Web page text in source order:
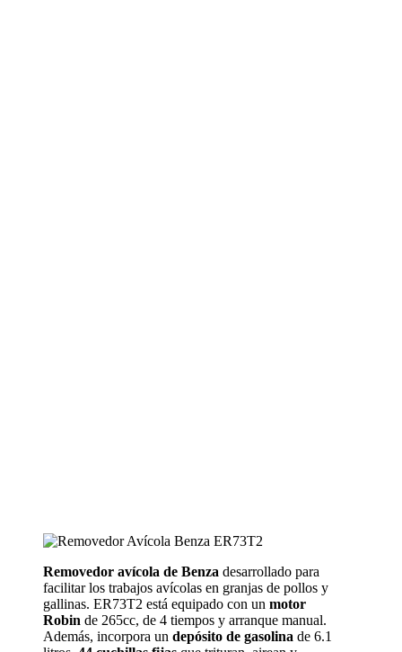
Removedor avícola de Benza desarrollado para
facilitar los trabajos avícolas en granjas de pollos y
gallinas. ER73T2 está equipado con un motor
Robin de 265cc, de 4 tiempos y arranque manual.
Además, incorpora un depósito de gasolina de 6.1